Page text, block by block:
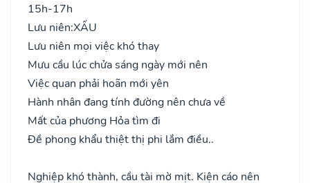
15h-17h
Lưu niên:XẤU
Lưu niên mọi việc khó thay
Mưu cầu lúc chửa sáng ngày mới nên
Việc quan phải hoãn mới yên
Hành nhân đang tính đường nên chưa về
Mất của phương Hỏa tìm đi
Đề phong khẩu thiệt thị phi lắm điều..
Nghiệp khó thành, cầu tài mờ mịt. Kiện cáo nên